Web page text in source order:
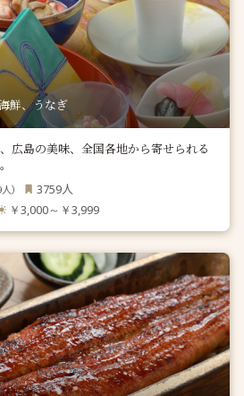
鮮、うなぎ
広島の美味、全国各地から寄せられる
人） 3759人
￥3,000～￥3,999